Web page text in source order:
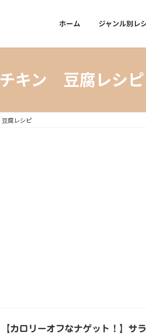
ホーム ジャンル別レ
キン 豆腐レシ
腐レシピ
【カロリーオフなナゲット！】サ